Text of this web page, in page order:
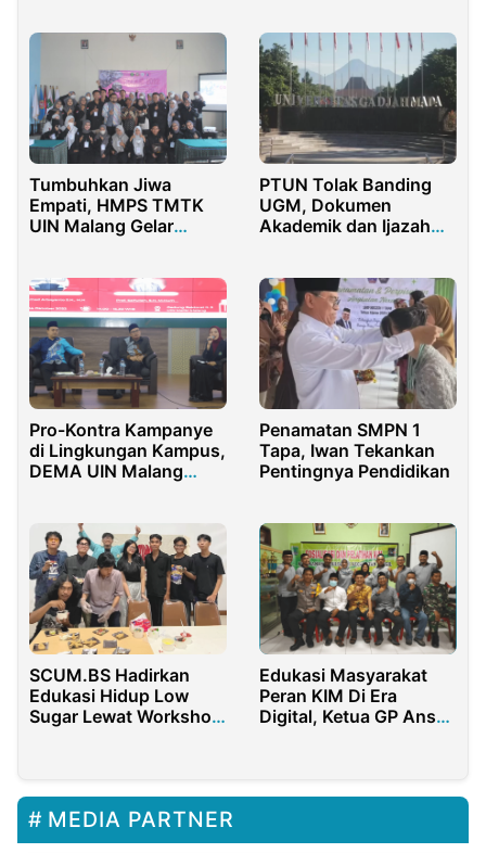
Tumbuhkan Jiwa
Empati, HMPS TMTK
UIN Malang Gelar
PTUN Tolak Banding
UGM, Dokumen
Akademik dan Ijazah
Pro-Kontra Kampanye
di Lingkungan Kampus,
DEMA UIN Malang
Penamatan SMPN 1
Tapa, Iwan Tekankan
Pentingnya Pendidikan
SCUM.BS Hadirkan
Edukasi Hidup Low
Sugar Lewat Workshop
Edukasi Masyarakat
Peran KIM Di Era
Digital, Ketua GP Ansor
MEDIA PARTNER